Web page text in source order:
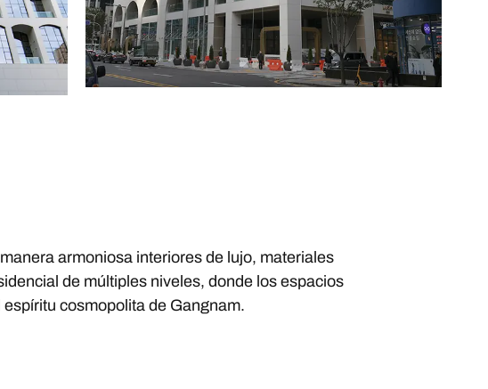
armoniosa interiores de lujo, materiales
de múltiples niveles, donde los espacios
cosmopolita de Gangnam.